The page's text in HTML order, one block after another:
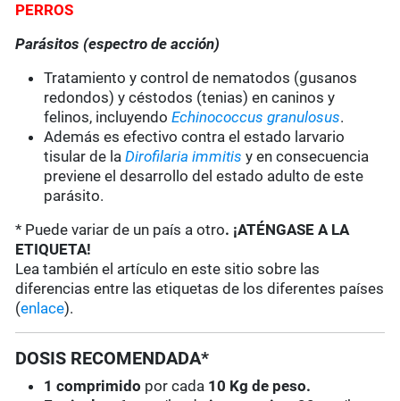
PERROS
Parásitos (espectro de acción)
Tratamiento y control de nematodos (gusanos
redondos) y céstodos (tenias) en caninos y
felinos, incluyendoEchinococcus granulosus.
Además es efectivo contra el estado larvario
tisular de laDirofilaria immitis y en consecuencia
previene el desarrollo del estado adulto de este
parásito.
* Puede variar de un país a otro. ¡ATÉNGASE A LA
ETIQUETA!
Lea también el artículo en este sitio sobre las
diferencias entre las etiquetas de los diferentes países
(enlace).
DOSIS RECOMENDADA*
1 comprimido por cada 10 Kg de peso.